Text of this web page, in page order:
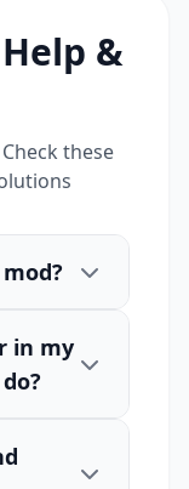
&
these
in my